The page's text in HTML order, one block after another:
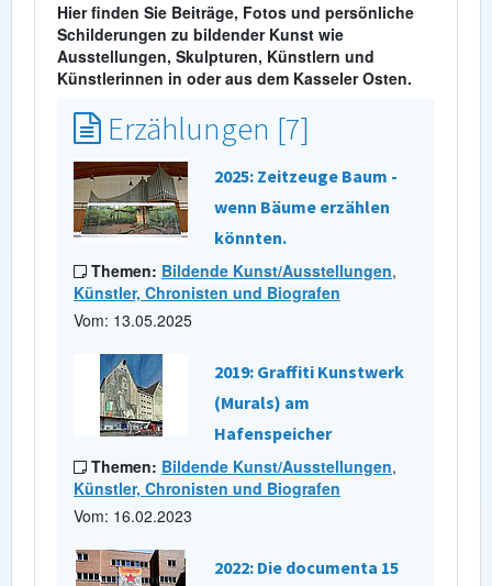
Hier finden Sie Beiträge, Fotos und persönliche
Schilderungen zu bildender Kunst wie
Ausstellungen, Skulpturen, Künstlern und
Künstlerinnen in oder aus dem Kasseler Osten.
Erzählungen [7]
2025: Zeitzeuge Baum -
wenn Bäume erzählen
könnten.
Themen: Bildende Kunst/Ausstellungen,
Künstler, Chronisten und Biografen
Vom: 13.05.2025
2019: Graffiti Kunstwerk
(Murals) am
Hafenspeicher
Themen: Bildende Kunst/Ausstellungen,
Künstler, Chronisten und Biografen
Vom: 16.02.2023
2022: Die documenta 15